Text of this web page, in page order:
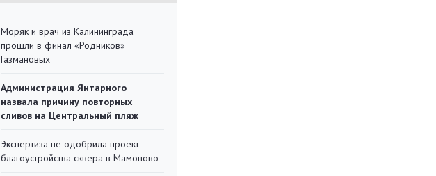
Моряк и врач из Калининграда
прошли в финал «Родников»
Газмановых
Администрация Янтарного
назвала причину повторных
сливов на Центральный пляж
Экспертиза не одобрила проект
благоустройства сквера в Мамоново